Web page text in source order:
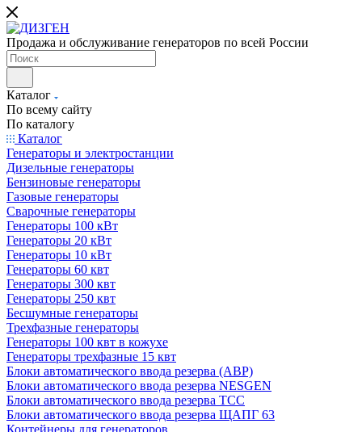
Продажа и обслуживание генераторов по всей России
Каталог
По всему сайту
По каталогу
Каталог
Генераторы и электростанции
Дизельные генераторы
Бензиновые генераторы
Газовые генераторы
Сварочные генераторы
Генераторы 100 кВт
Генераторы 20 кВт
Генераторы 10 кВт
Генераторы 60 квт
Генераторы 300 квт
Генераторы 250 квт
Бесшумные генераторы
Трехфазные генераторы
Генераторы 100 квт в кожухе
Генераторы трехфазные 15 квт
Блоки автоматического ввода резерва (АВР)
Блоки автоматического ввода резерва NESGEN
Блоки автоматического ввода резерва ТСС
Блоки автоматического ввода резерва ЩАПГ 63
Контейнеры для генераторов